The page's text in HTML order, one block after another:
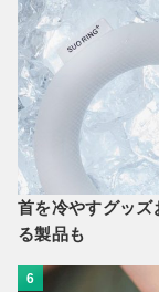
首を冷やすグッズ
る製品も
6